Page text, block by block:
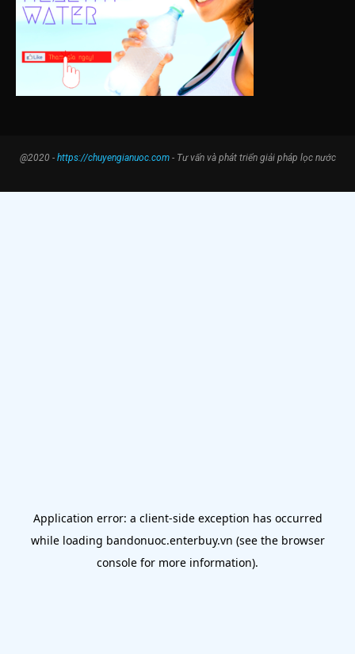
@2020 - https://chuyengianuoc.com- Tư vấn và phát triển giải pháp lọc nước